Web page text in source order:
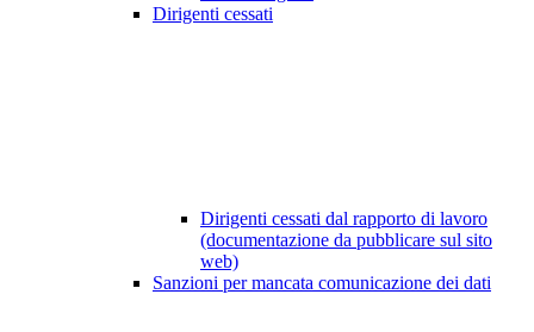
Dirigenti cessati
Dirigenti cessati dal rapporto di lavoro
(documentazione da pubblicare sul sito
web)
Sanzioni per mancata comunicazione dei dati